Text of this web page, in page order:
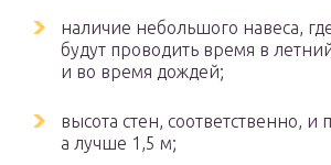
наличие небольшого навеса,
будут проводить время в
и во время дождей;
высота стен, соответственно, и
а лучше 1,5 м;